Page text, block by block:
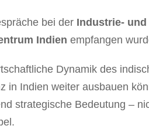
bei der Industrie- und
Indien empfangen
Dynamik des
in Indien weiter ausbauen
strategische Bedeutung –